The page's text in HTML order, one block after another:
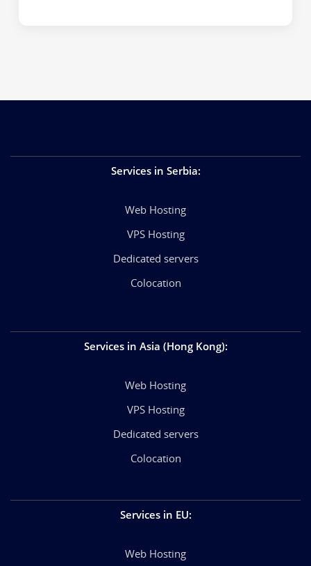
Services in Serbia:
Web Hosting
VPS Hosting
Dedicated servers
Colocation
Services in Asia (Hong Kong):
Web Hosting
VPS Hosting
Dedicated servers
Colocation
Services in EU:
Web Hosting